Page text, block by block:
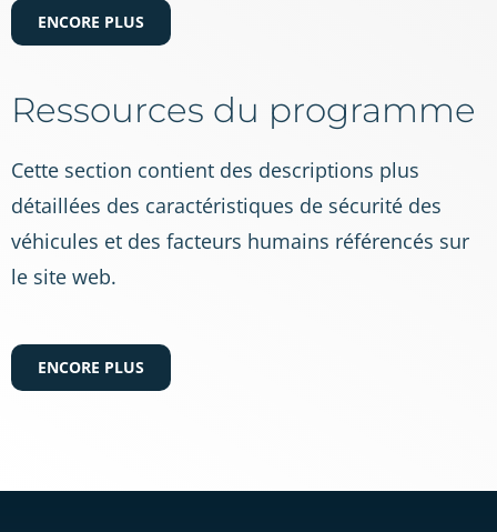
ENCORE PLUS
Ressources du programme
Cette section contient des descriptions plus
détaillées des caractéristiques de sécurité des
véhicules et des facteurs humains référencés sur
le site web.
ENCORE PLUS